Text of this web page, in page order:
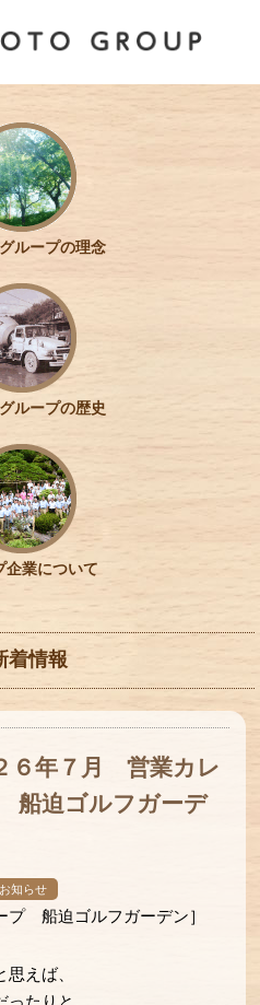
ループの理念
ループの歴史
企業について
着情報
６年７月 営業カレ
船迫ゴルフガーデ
お知らせ
プ 船迫ゴルフガーデン］
えば、
たりと、